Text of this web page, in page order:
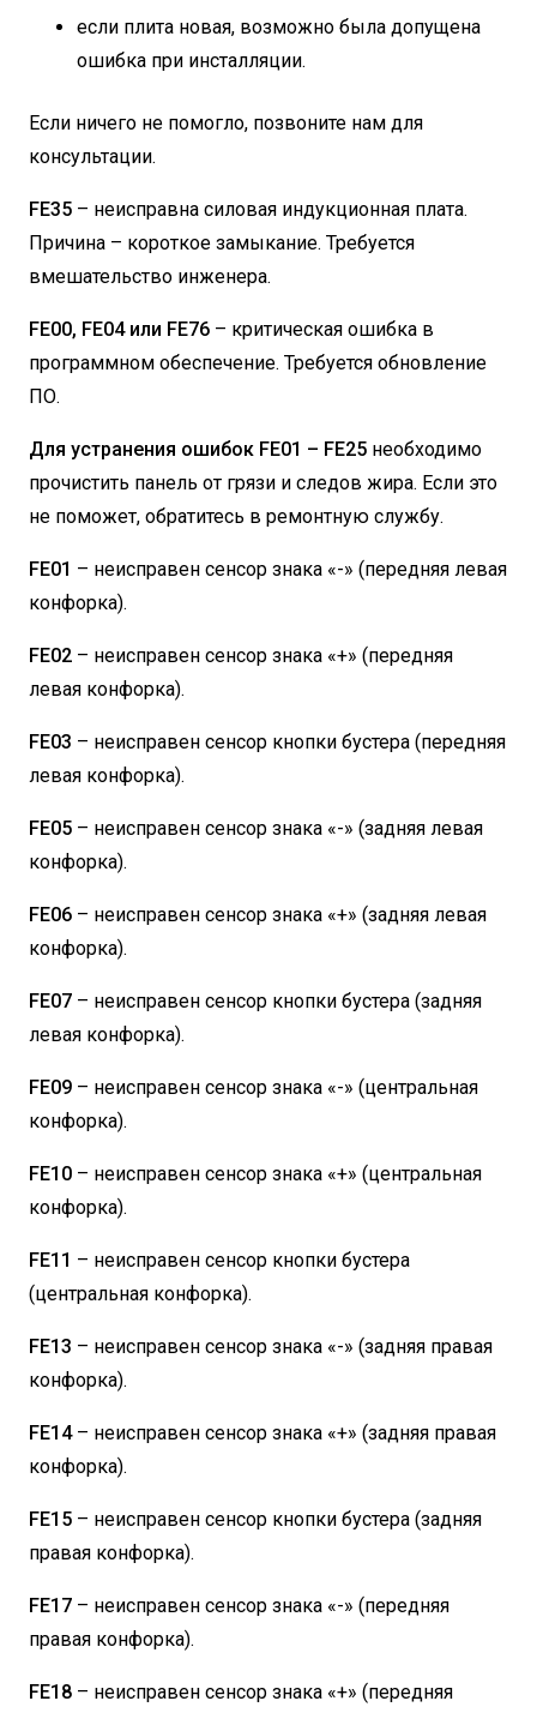
если плита новая, возможно была допущена
ошибка при инсталляции.
Если ничего не помогло, позвоните нам для
консультации.
FE35 – неисправна силовая индукционная плата.
Причина – короткое замыкание. Требуется
вмешательство инженера.
FE00, FE04 или FE76 – критическая ошибка в
программном обеспечение. Требуется обновление
ПО.
Для устранения ошибок FE01 – FE25 необходимо
прочистить панель от грязи и следов жира. Если это
не поможет, обратитесь в ремонтную службу.
FE01 – неисправен сенсор знака «-» (передняя левая
конфорка).
FE02 – неисправен сенсор знака «+» (передняя
левая конфорка).
FE03 – неисправен сенсор кнопки бустера (передняя
левая конфорка).
FE05 – неисправен сенсор знака «-» (задняя левая
конфорка).
FE06 – неисправен сенсор знака «+» (задняя левая
конфорка).
FE07 – неисправен сенсор кнопки бустера (задняя
левая конфорка).
FE09 – неисправен сенсор знака «-» (центральная
конфорка).
FE10 – неисправен сенсор знака «+» (центральная
конфорка).
FE11 – неисправен сенсор кнопки бустера
(центральная конфорка).
FE13 – неисправен сенсор знака «-» (задняя правая
конфорка).
FE14– неисправен сенсор знака «+» (задняя правая
конфорка).
FE15 – неисправен сенсор кнопки бустера (задняя
правая конфорка).
FE17 – неисправен сенсор знака «-» (передняя
правая конфорка).
FE18 – неисправен сенсор знака «+» (передняя